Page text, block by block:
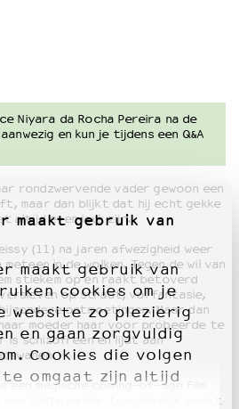
maakt gebruik van
maakt gebruik van
cookies om je
website zo plezierig
en gaan zorgvuldig
Cookies die volgen
omgaat zijn altijd
– VNPF
Niyara da Rocha Pereira na de
en kun je tijdens een Q&A
rondzwervende vader gewoon een
maar dan blijkt dat hij echt gekke
altijd even leuk zijn.
(11) na jaren afwezigheid weer
in de wolken. Tegen de wil van
stiekem op en raakt betoverd
op straat, vol fantasie,
ontmoetingen. Maar dan
moeder haar voor probeerde te
is schizofreen en lijdt aan
een magische coming-of-age film
een lichte manier toegankelijk maakt